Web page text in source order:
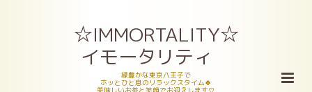
☆IMMORTALITY☆
イモータリティ
緑豊かな東京八王子で
ホッとひと息のリラックスタイム🍀
美味しいお茶と笑顔でお迎えします♡